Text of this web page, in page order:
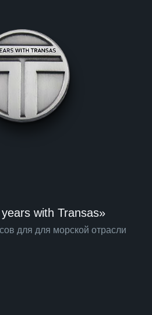
with Transas»
для для морской отрасли